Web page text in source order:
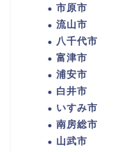
市原市
流山市
八千代市
富津市
浦安市
白井市
いすみ市
南房総市
山武市